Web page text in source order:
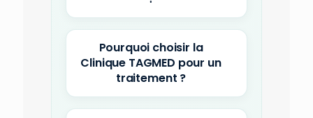
Pourquoi choisir la
Clinique TAGMED pour un
traitement ?